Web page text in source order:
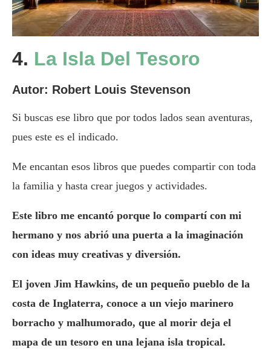
4. La Isla Del Tesoro
Autor: Robert Louis Stevenson
Si buscas ese libro que por todos lados sean aventuras,
pues este es el indicado.
Me encantan esos libros que puedes compartir con toda
la familia y hasta crear juegos y actividades.
Este libro me encantó porque lo compartí con mi
hermano y nos abrió una puerta a la imaginación
con ideas muy creativas y diversión.
El joven Jim Hawkins, de un pequeño pueblo de la
costa de Inglaterra, conoce a un viejo marinero
borracho y malhumorado, que al morir deja el
mapa de un tesoro en una lejana isla tropical.